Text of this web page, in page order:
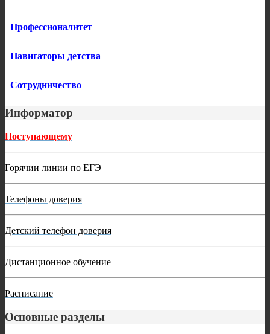
Профессионалитет
Навигаторы детства
Сотрудничество
Информатор
Поступающему
Горячии линии по ЕГЭ
Телефоны доверия
Детский телефон доверия
Дистанционное обучение
Расписание
Основные разделы